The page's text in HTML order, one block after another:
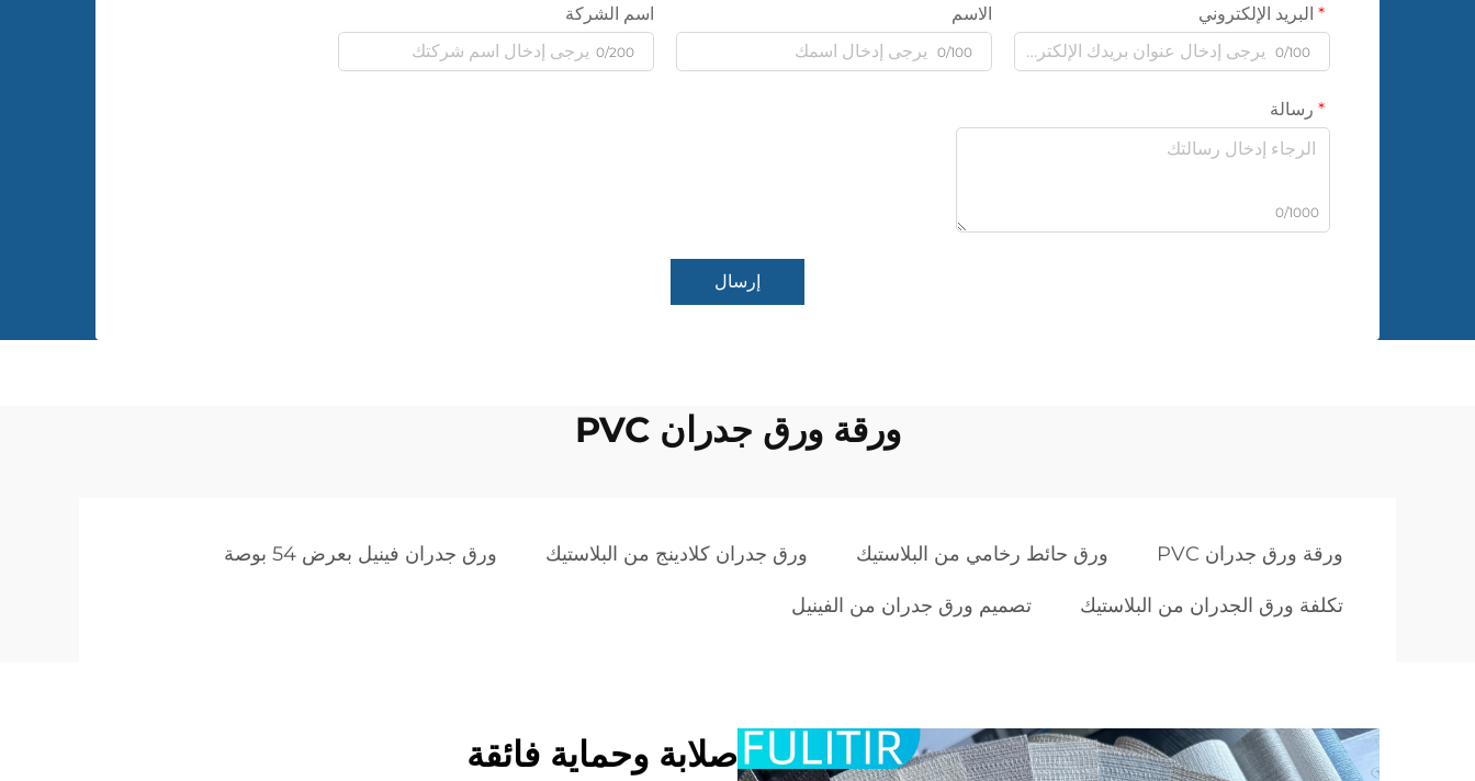
البريد الإلكتروني
0/100
الاسم
0/100
اسم الشركة
0/200
رسالة
0/1000
إرسال
ورقة ورق جدران PVC
ورقة ورق جدران PVC ورق حائط رخامي من البلاستيك ورق جدران كلادينج من البلاستيك ورق جدران فينيل بعرض 54 بوصة
تكلفة ورق الجدران من البلاستيك تصميم ورق جدران من الفينيل
صلابة وحماية فائقة